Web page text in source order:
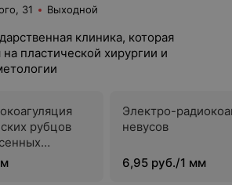
31 Выходной
клиника, которая
пластической хирургии и
рубцов
заболеваний
Электро-
невусов
6,95 руб./1 мм